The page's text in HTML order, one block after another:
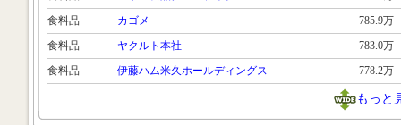
食料品
カゴメ
785.9万
食料品
ヤクルト本社
783.0万
食料品
伊藤ハム米久ホールディングス 778.2万
もっと